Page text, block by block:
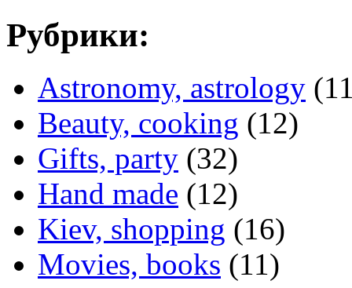
Рубрики:
Astronomy, astrology
Beauty, cooking (12)
Gifts, party (32)
Hand made (12)
Kiev, shopping (16)
Movies, books (11)